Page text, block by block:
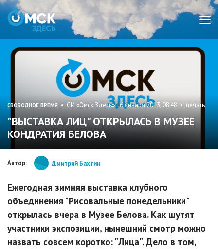
СВОБОДНОЕ ВРЕМЯ • СИ «Омск Здесь» 16 января 2013, 08:48 • печать
"ВЫСТАВКА ЛИЦ" ОТКРЫЛАСЬ В МУЗЕЕ
КОНДРАТИЯ БЕЛОВА
Автор: Дмитрий Бахтин
Ежегодная зимняя выставка клубного
объединения "Рисовальные понедельники"
открылась вчера в Музее Белова. Как шутят
участники экспозиции, нынешний смотр можно
назвать совсем коротко: "Лица". Дело в том,